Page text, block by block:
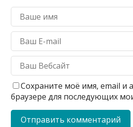
Сохраните моё имя, email и
браузере для последующих